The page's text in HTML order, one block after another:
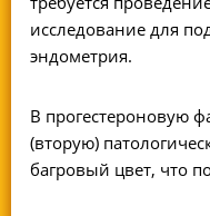
исследование для
эндометрия.
В прогестероновую
(вторую)
багровый цвет, что